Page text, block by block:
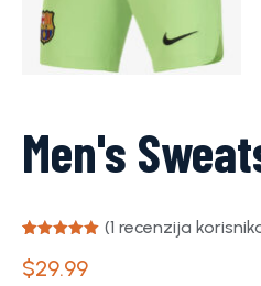
Men's
ocjena:
5.00 od
(1 recenzija
$29.99